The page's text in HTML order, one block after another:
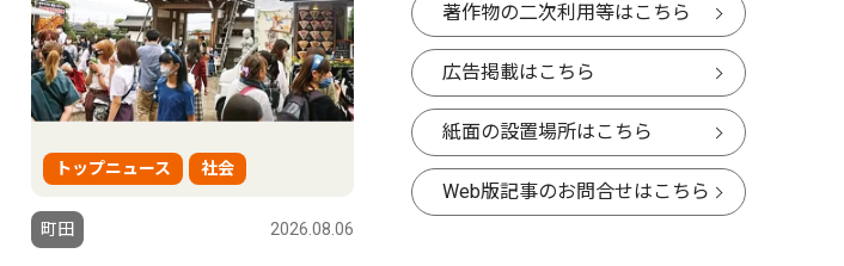
トップニュース 社会
町田 2026.08.06
トップニュース 社会
著作物の二次利用等はこちら
広告掲載はこちら
紙面の設置場所はこちら
Web版記事のお問合せはこちら